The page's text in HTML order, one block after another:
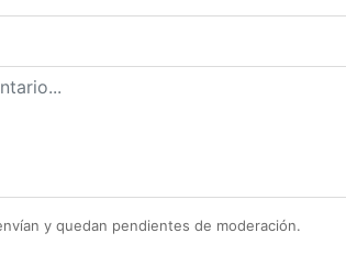
y quedan pendientes de moderación.